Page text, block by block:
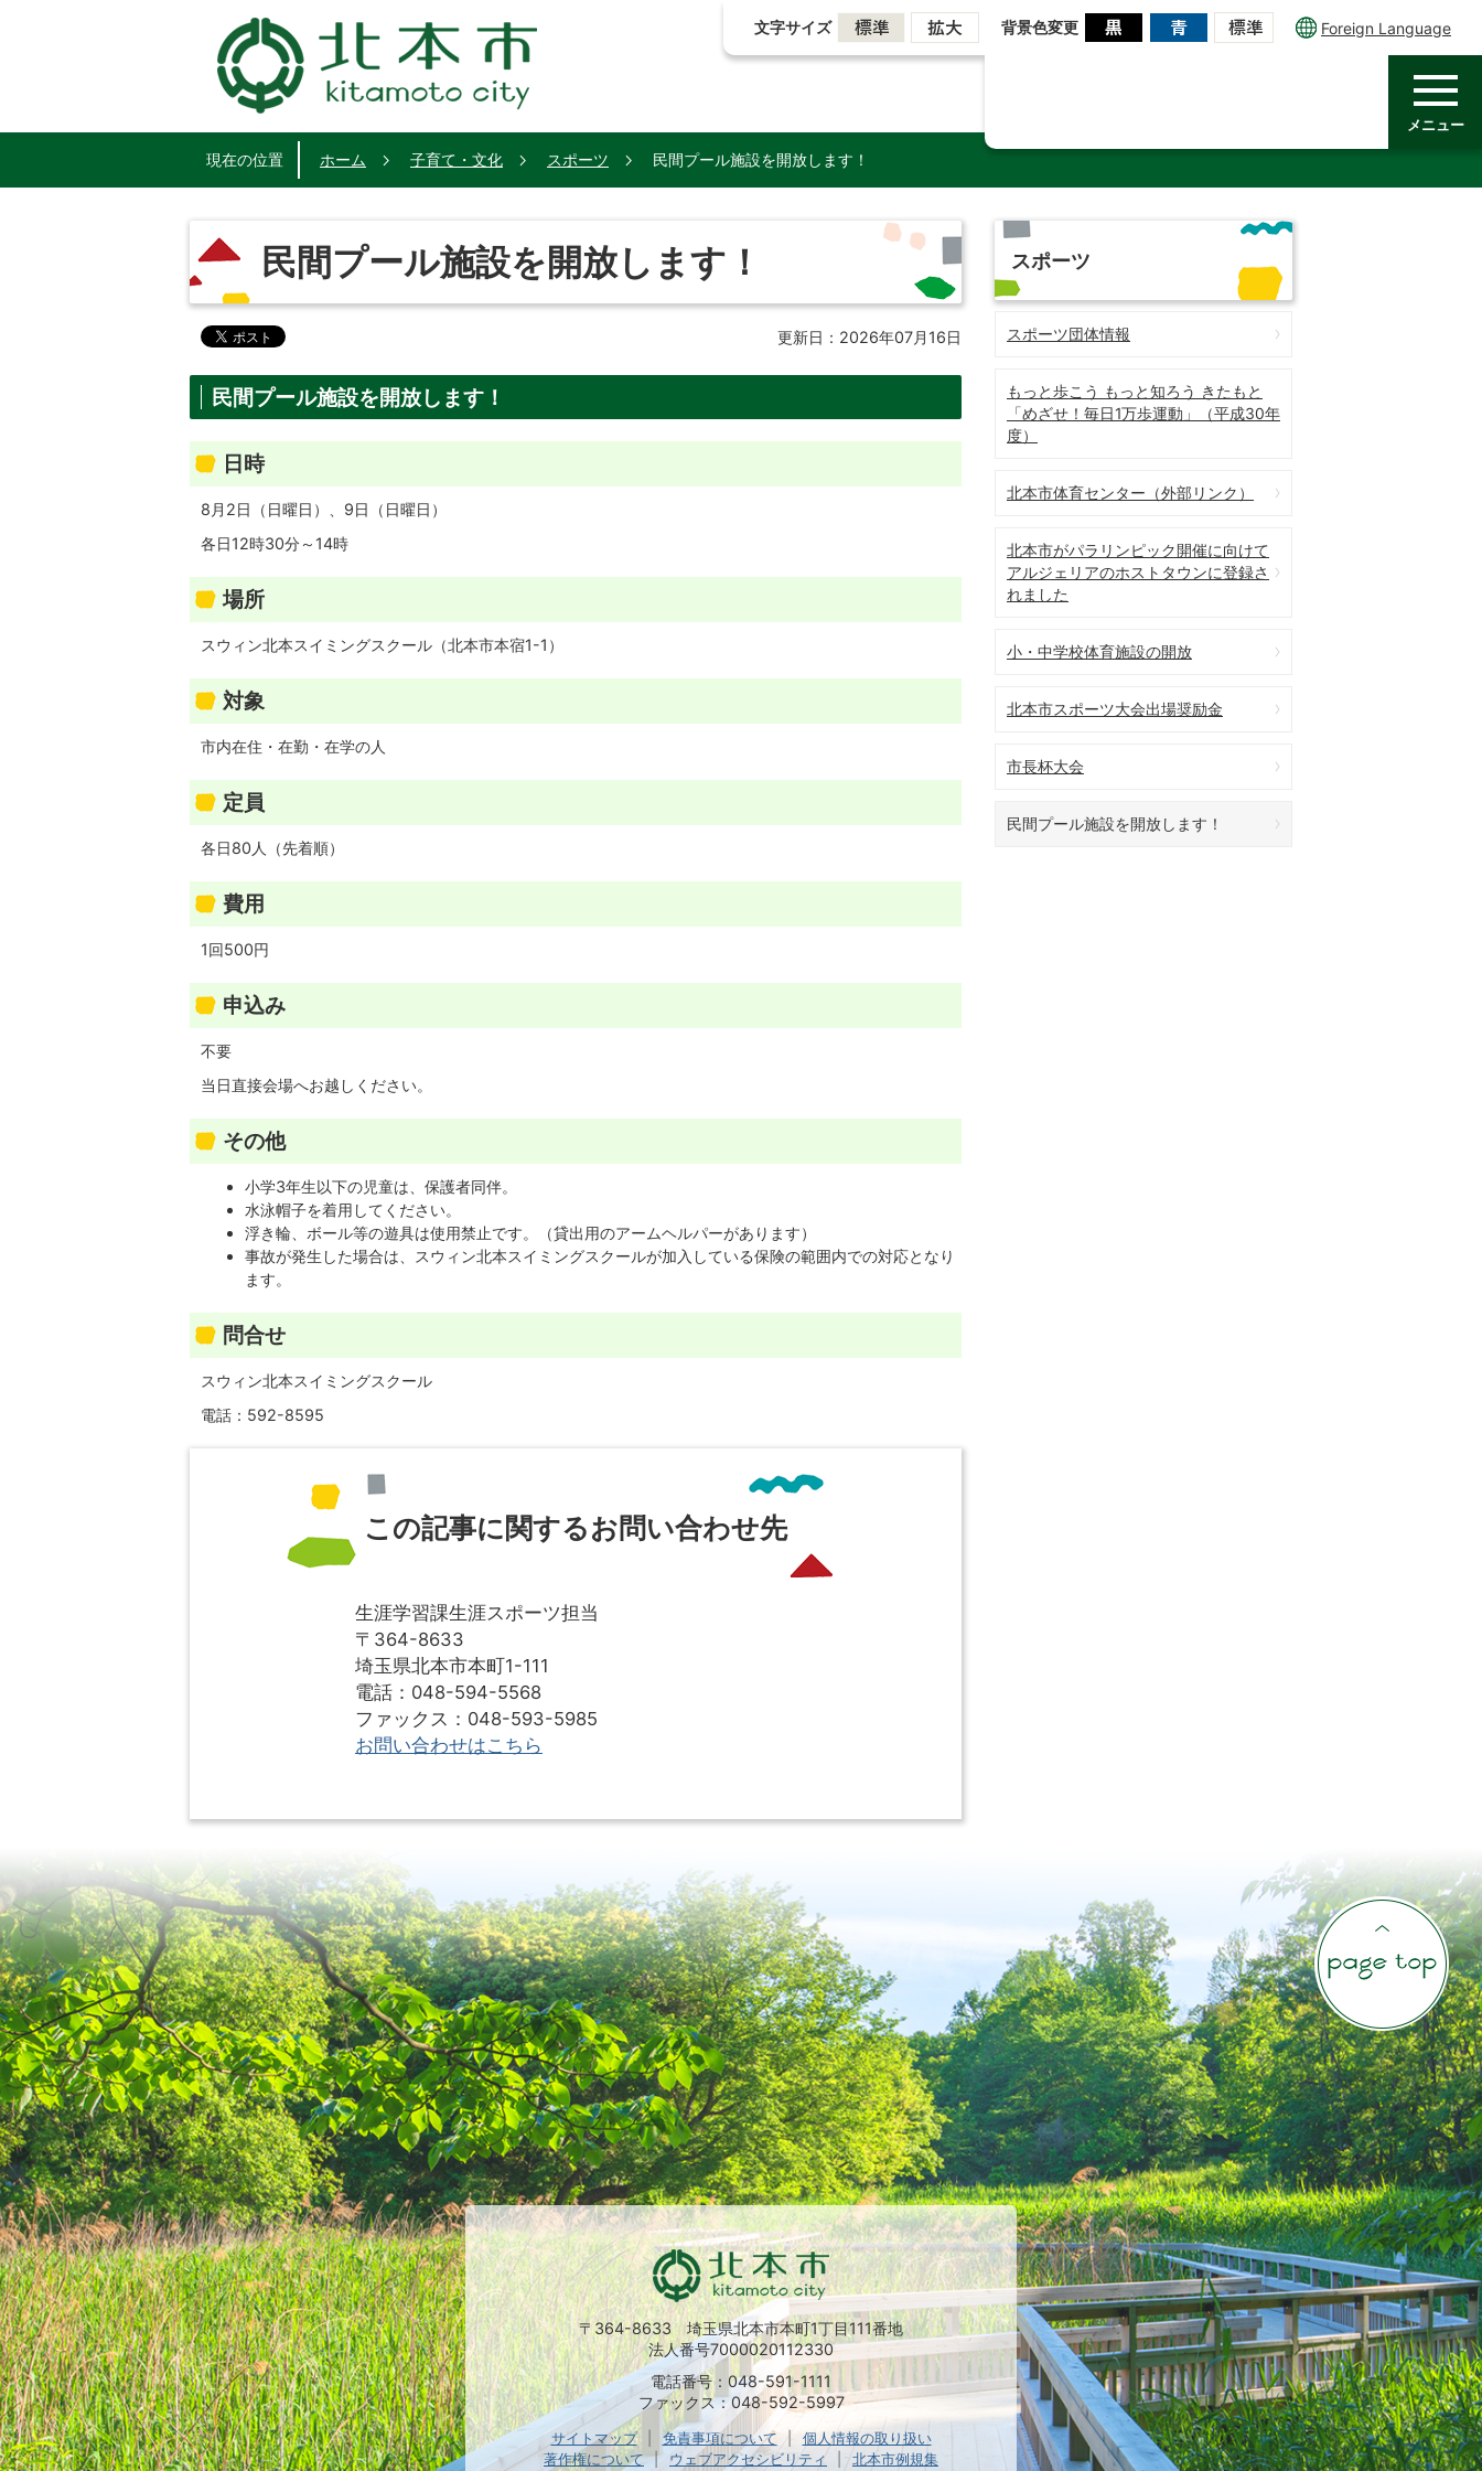
文字サイズ 背景色変更 Foreign Language
メニュー
現在の位置 ホーム 子育て・文化 スポーツ 民間プール施設を開放します！
民間プール施設を開放します！
更新日：2026年07月16日
民間プール施設を開放します！
日時
8月2日（日曜日）、9日（日曜日）
各日12時30分～14時
場所
スウィン北本スイミングスクール（北本市本宿1-1）
対象
市内在住・在勤・在学の人
定員
各日80人（先着順）
費用
1回500円
申込み
不要
当日直接会場へお越しください。
その他
小学3年生以下の児童は、保護者同伴。
水泳帽子を着用してください。
浮き輪、ボール等の遊具は使用禁止です。（貸出用のアームヘルパーがあります）
事故が発生した場合は、スウィン北本スイミングスクールが加入している保険の範囲内での対応となり
ます。
問合せ
スウィン北本スイミングスクール
電話：592-8595
この記事に関するお問い合わせ先
生涯学習課生涯スポーツ担当
〒364-8633
埼玉県北本市本町1-111
電話：048-594-5568
ファックス：048-593-5985
お問い合わせはこちら
スポーツ
スポーツ団体情報
もっと歩こう もっと知ろう きたもと
「めざせ！毎日1万歩運動」（平成30年
度）
北本市体育センター（外部リンク）
北本市がパラリンピック開催に向けて
アルジェリアのホストタウンに登録さ
れました
小・中学校体育施設の開放
北本市スポーツ大会出場奨励金
市長杯大会
民間プール施設を開放します！
〒364-8633 埼玉県北本市本町1丁目111番地
法人番号7000020112330
電話番号：048-591-1111
ファックス：048-592-5997
サイトマップ 免責事項について
個人情報の取り扱い
著作権について
ウェブアクセシビリティ 北本市例規集